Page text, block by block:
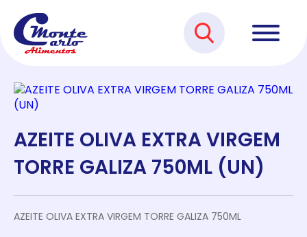
AZEITE OLIVA EXTRA VIRGEM
TORRE GALIZA 750ML (UN)
AZEITE OLIVA EXTRA VIRGEM TORRE GALIZA 750ML